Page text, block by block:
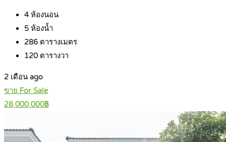
4 ห้องนอน
5 ห้องน้ำ
286 ตารางเมตร
120 ตารางวา
2 เดือน ago
ขาย For Sale
28,000,000฿